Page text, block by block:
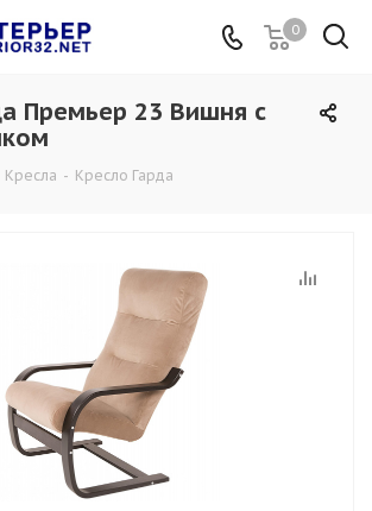
0
Премьер 23 Вишня с
Кресла - Кресло Гарда